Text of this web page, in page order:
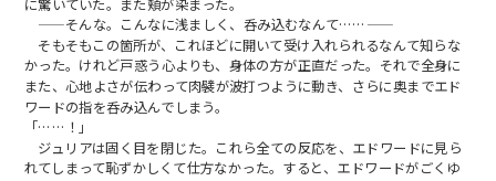
——そんな。こんなに浅ましく、呑み込むなんて……——
そもそもこの箇所が、これほどに開いて受け入れられるなんて知らな
かった。けれど戸惑う心よりも、身体の方が正直だった。それで全身に
また、心地よさが伝わって肉襞が波打つように動き、さらに奥までエド
ワードの指を呑み込んでしまう。
「……！」
ジュリアは固く目を閉じた。これら全ての反応を、エドワードに見ら
れてしまって恥ずかしくて仕方なかった。すると、エドワードがごくゆ